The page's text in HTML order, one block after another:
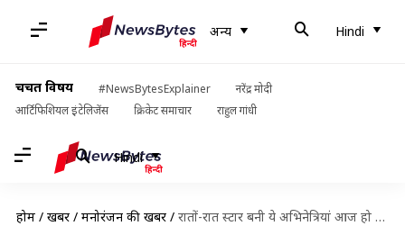
अन्य Hindi
चर्चित विषय #NewsBytesExplainer
नरेंद्र मोदी
आर्टिफिशियल इंटेलिजेंस
क्रिकेट समाचार राहुल गांधी
Hindi
होम / खबरें / मनोरंजन की खबरें / रातों-रात स्टार बनी ये अभिनेत्रियां आज हो चुकी हैं इंडस्ट्री से गायब